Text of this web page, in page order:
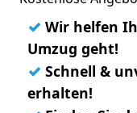
✓ Wir helfen
Umzug geht!
✓ Schnell &
erhalten!